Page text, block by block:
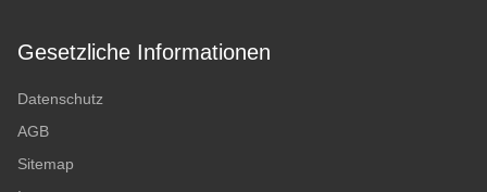
Gesetzliche Informationen
Datenschutz
AGB
Sitemap